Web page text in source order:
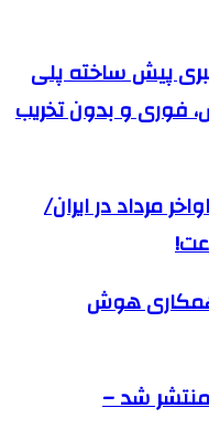
پیش ساخته پلی
فوری و بدون تخریب
مرداد در ایران/
همکاری هوش
فارسی نگارش ۷.۰ منتشر شد –